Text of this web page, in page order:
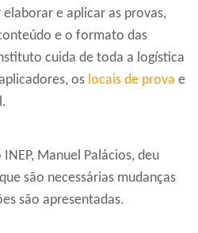
elaborar e aplicar as provas,
e o formato das
cuida de toda a logística
os locais de prova e
Manuel Palácios, deu
são necessárias mudanças
são apresentadas.